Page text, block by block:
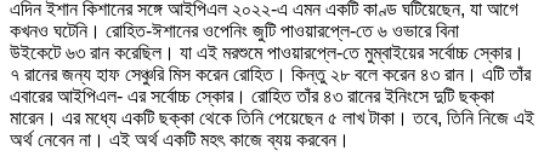
এদিন ইশান কিশানের সঙ্গে আইপিএল ২০২২-এ এমন একটি কাণ্ড ঘটিয়েছেন, যা আগে
কখনও ঘটেনি। রোহিত-ঈশানের ওপেনিং জুটি পাওয়ারপ্লে-তে ৬ ওভারে বিনা
উইকেটে ৬৩ রান করেছিল। যা এই মরশুমে পাওয়ারপ্লে-তে মুম্বাইয়ের সর্বোচ্চ স্কোর।
৭ রানের জন্য হাফ সেঞ্চুরি মিস করেন রোহিত। কিন্তু ২৮ বলে করেন ৪৩ রান। এটি তাঁর
এবারের আইপিএল- এর সর্বোচ্চ স্কোর। রোহিত তাঁর ৪৩ রানের ইনিংসে দুটি ছক্কা
মারেন। এর মধ্যে একটি ছক্কা থেকে তিনি পেয়েছেন ৫ লাখ টাকা। তবে, তিনি নিজে এই
অর্থ নেবেন না। এই অর্থ একটি মহৎ কাজে ব্যয় করবেন।